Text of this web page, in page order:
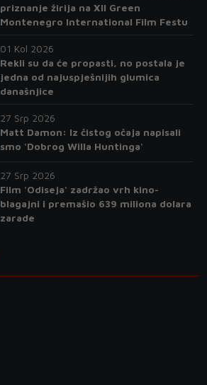
priznanje žirija na XII Green
Montenegro International Film Festu
01 Kol 2026
Rekli su da će propasti, no postala je
jedna od najuspješnijih glumica
današnjice
27 Srp 2026
Matt Damon: Iz čistog očaja napisali
smo 'Dobrog Willa Huntinga'
27 Srp 2026
Film 'Odiseja' zadržao vrh kino-
blagajni i premašio 639 miliona dolara
zarade